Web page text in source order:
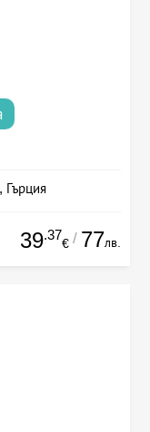
Гърция
39.37
€ / 77лв.